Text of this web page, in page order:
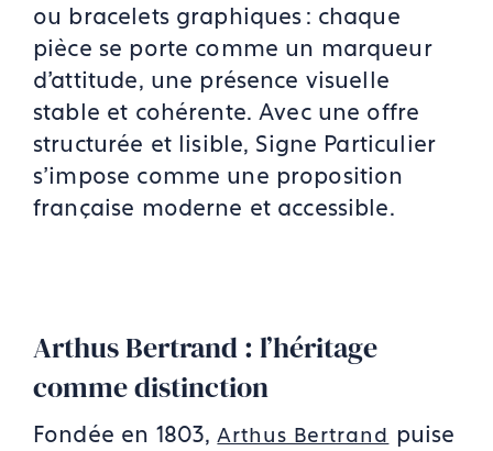
ou bracelets graphiques : chaque
pièce se porte comme un marqueur
d’attitude, une présence visuelle
stable et cohérente. Avec une offre
structurée et lisible, Signe Particulier
s’impose comme une proposition
française moderne et accessible.
Arthus Bertrand : l’héritage
comme distinction
Fondée en 1803, Arthus Bertrand puise